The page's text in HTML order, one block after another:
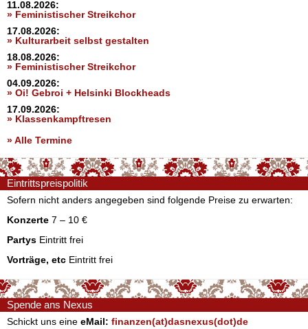
11.08.2026:
» Feministischer Streikchor
17.08.2026:
» Kulturarbeit selbst gestalten
18.08.2026:
» Feministischer Streikchor
04.09.2026:
» Oi! Gebroi + Helsinki Blockheads
17.09.2026:
» Klassenkampftresen
» Alle Termine
Eintrittspreispolitik
Sofern nicht anders angegeben sind folgende Preise zu erwarten:
Konzerte 7 – 10 €
Partys Eintritt frei
Vorträge, etc Eintritt frei
Spende ans Nexus
Schickt uns eine eMail: finanzen(at)dasnexus(dot)de